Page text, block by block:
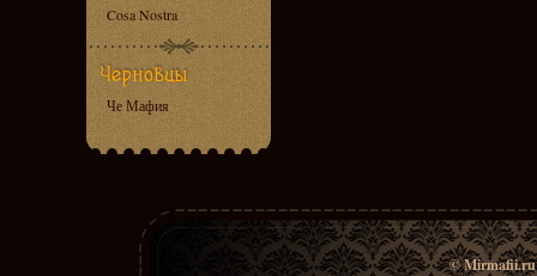
Cosa Nostra
Че Мафия
© Mirmafii.ru